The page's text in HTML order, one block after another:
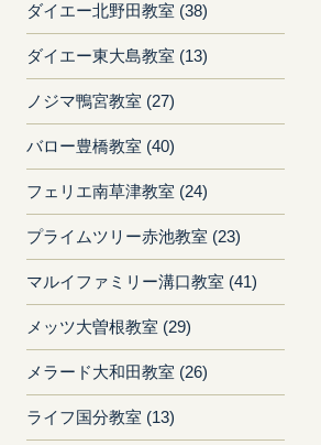
ダイエー北野田教室 (38)
ダイエー東大島教室 (13)
ノジマ鴨宮教室 (27)
バロー豊橋教室 (40)
フェリエ南草津教室 (24)
プライムツリー赤池教室 (23)
マルイファミリー溝口教室 (41)
メッツ大曽根教室 (29)
メラード大和田教室 (26)
ライフ国分教室 (13)